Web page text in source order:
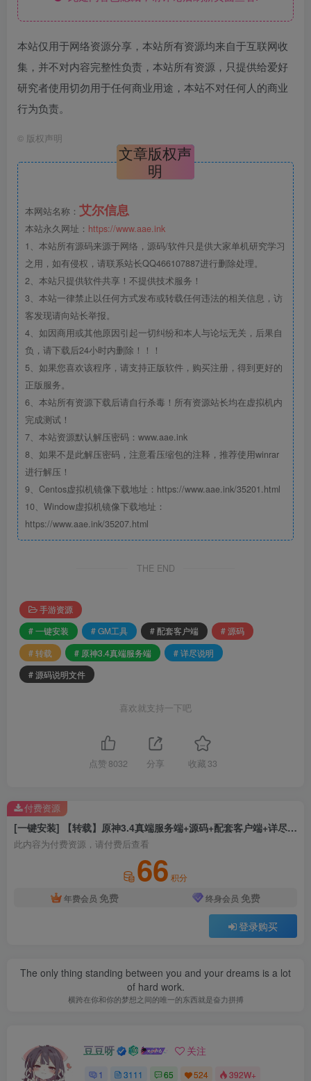
本站仅用于网络资源分享，本站所有资源均来自于互联网收
集，并不对内容完整性负责，本站所有资源，只提供给爱好
研究者使用切勿用于任何商业用途，本站不对任何人的商业
行为负责。
© 版权声明
文章版权声
明
本网站名称： 艾尔信息
本站永久网址： https://www.aae.ink
1、本站所有源码来源于网络，源码/软件只是供大家单机研究学习
之用，如有侵权，请联系站长QQ466107887进行删除处理。
2、本站只提供软件共享！不提供技术服务！
3、本站一律禁止以任何方式发布或转载任何违法的相关信息，访
客发现请向站长举报。
4、如因商用或其他原因引起一切纠纷和本人与论坛无关，后果自
负，请下载后24小时内删除！！！
5、如果您喜欢该程序，请支持正版软件，购买注册，得到更好的
正版服务。
6、本站所有资源下载后请自行杀毒！所有资源站长均在虚拟机内
完成测试！
7、本站资源默认解压密码：www.aae.ink
8、如果不是此解压密码，注意看压缩包的注释，推荐使用winrar
进行解压！
9、Centos虚拟机镜像下载地址：https://www.aae.ink/35201.html
10、Window虚拟机镜像下载地址：
https://www.aae.ink/35207.html
THE END
手游资源
# 一键安装
# GM工具 # 配套客户端
# 源码
# 转载
# 原神3.4真端服务端
# 详尽说明
# 源码说明文件
喜欢就支持一下吧
点赞 8032 分享 收藏 33
[一键安装] 【转载】原神3.4真端服务端+源码+配套客户端+详尽说明+GM工具+源码说明文件
此内容为付费资源，请付费后查看
66 积分
年费会员 免费 终身会员 免费
登录购买
付费资源
The only thing standing between you and your dreams is a lot
of hard work.
横跨在你和你的梦想之间的唯一的东西就是奋力拼搏
豆豆呀 关注
1 3111 65 524 392W+